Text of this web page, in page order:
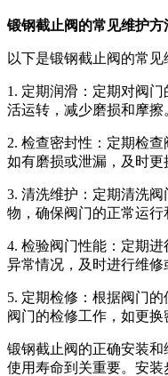
锻钢截止阀的常见维护方
以下是锻钢截止阀的常见
1. 定期润滑：定期对阀
活运转，减少磨损和摩擦
2. 检查密封性：定期检
如有磨损或泄漏，及时更
3. 清洗维护：定期清洗
物，确保阀门的正常运行
4. 检验阀门性能：定期
异常情况，及时进行维修
5. 定期检修：根据阀门
阀门的检修工作，如更换
锻钢截止阀的正确安装
使用寿命到关重要。安